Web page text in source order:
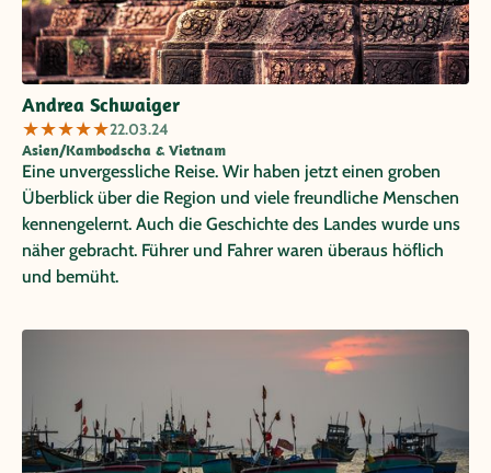
Andrea Schwaiger
★★★★★22.03.24
Asien/Kambodscha & Vietnam
Eine unvergessliche Reise. Wir haben jetzt einen groben
Überblick über die Region und viele freundliche Menschen
kennengelernt. Auch die Geschichte des Landes wurde uns
näher gebracht. Führer und Fahrer waren überaus höflich
und bemüht.